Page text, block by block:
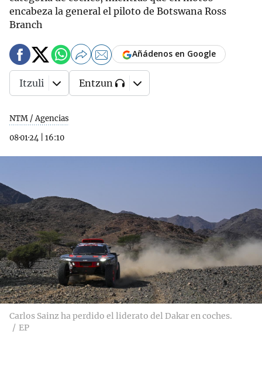
encabeza la general el piloto de Botswana Ross
Branch
NTM / Agencias
08·01·24
16:10
Añádenos en Google
Itzuli Entzun
Carlos Sainz ha perdido el liderato del Dakar en coches.
EP